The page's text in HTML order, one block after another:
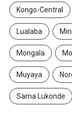
Kongo-Central
Lualaba
Mongala
Muyaya
Sama Lukonde